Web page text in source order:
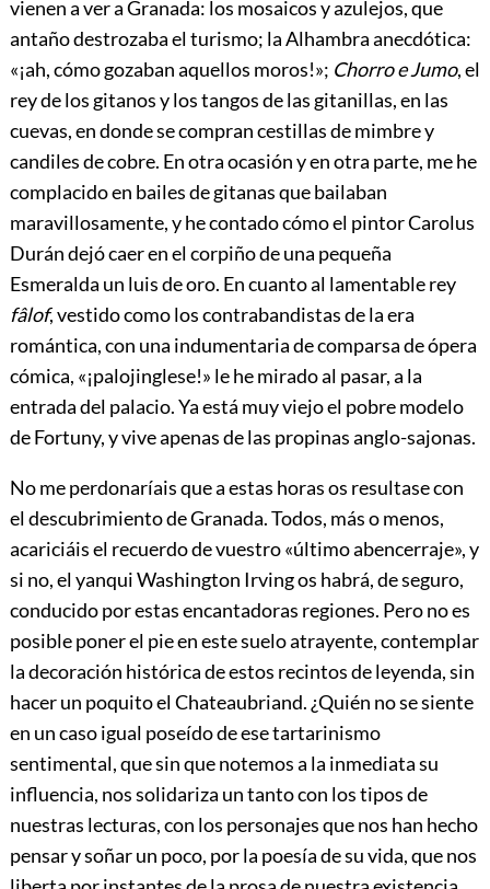
vienen a ver a Granada: los mosaicos y azulejos, que
antaño destrozaba el turismo; la Alhambra anecdótica:
«¡ah, cómo gozaban aquellos moros!»; Chorro e Jumo, el
rey de los gitanos y los tangos de las gitanillas, en las
cuevas, en donde se compran cestillas de mimbre y
candiles de cobre. En otra ocasión y en otra parte, me he
complacido en bailes de gitanas que bailaban
maravillosamente, y he contado cómo el pintor Carolus
Durán dejó caer en el corpiño de una pequeña
Esmeralda un luis de oro. En cuanto al lamentable rey
fâlof, vestido como los contrabandistas de la era
romántica, con una indumentaria de comparsa de ópera
cómica, «¡palojinglese!» le he mirado al pasar, a la
entrada del palacio. Ya está muy viejo el pobre modelo
de Fortuny, y vive apenas de las propinas anglo-sajonas.
No me perdonaríais que a estas horas os resultase con
el descubrimiento de Granada. Todos, más o menos,
acariciáis el recuerdo de vuestro «último abencerraje», y
si no, el yanqui Washington Irving os habrá, de seguro,
conducido por estas encantadoras regiones. Pero no es
posible poner el pie en este suelo atrayente, contemplar
la decoración histórica de estos recintos de leyenda, sin
hacer un poquito el Chateaubriand. ¿Quién no se siente
en un caso igual poseído de ese tartarinismo
sentimental, que sin que notemos a la inmediata su
influencia, nos solidariza un tanto con los tipos de
nuestras lecturas, con los personajes que nos han hecho
pensar y soñar un poco, por la poesía de su vida, que nos